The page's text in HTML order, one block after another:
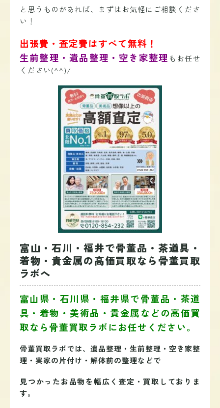
と思うものがあれば、まずはお気軽にご相談くださ
い！
出張費・査定費はすべて無料！
生前整理・遺品整理・空き家整理 もお任せ
ください(^^)/
富山・石川・福井で骨董品・茶道具・
着物・貴金属の高価買取なら骨董買取
ラボへ
富山県・石川県・福井県で骨董品・茶道
具・着物・美術品・貴金属などの高価買
取なら骨董買取ラボにお任せください。
骨董買取ラボでは、遺品整理・生前整理・空き家整
理・実家の片付け・解体前の整理などで
見つかったお品物を幅広く査定・買取しておりま
す。